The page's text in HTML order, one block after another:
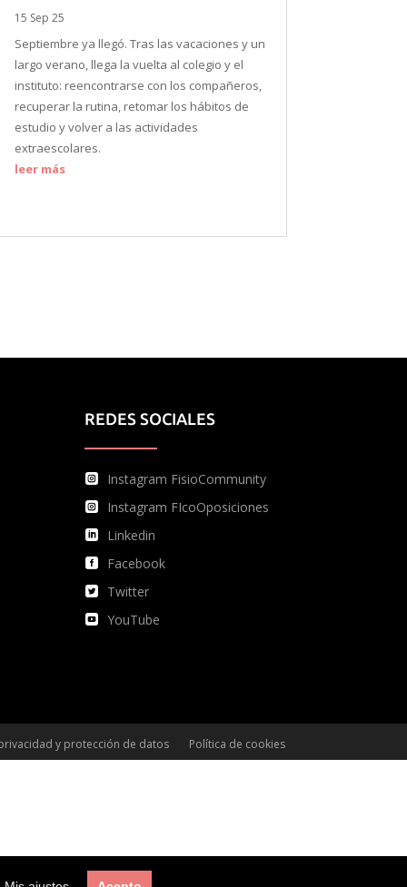
15 Sep 25
Septiembre ya llegó. Tras las vacaciones y un
largo verano, llega la vuelta al colegio y el
instituto: reencontrarse con los compañeros,
recuperar la rutina, retomar los hábitos de
estudio y volver a las actividades
extraescolares.
leer más
REDES SOCIALES
Instagram FisioCommunity
Instagram FIcoOposiciones
Linkedin
Facebook
Twitter
YouTube
y protección de datos
Política de cookies